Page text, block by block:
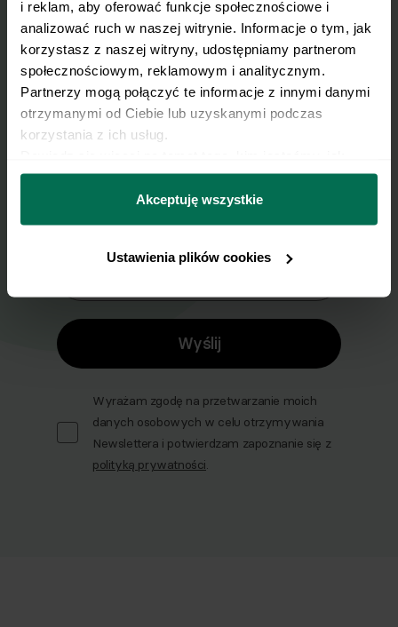
i reklam, aby oferować funkcje społecznościowe i
analizować ruch w naszej witrynie. Informacje o tym, jak
korzystasz z naszej witryny, udostępniamy partnerom
społecznościowym, reklamowym i analitycznym.
Partnerzy mogą połączyć te informacje z innymi danymi
otrzymanymi od Ciebie lub uzyskanymi podczas
korzystania z ich usług.
można się z nami skontaktować i w jaki sposób
przetwarzamy dane osobowe w ramach
prywatności.
Akceptuję wszystkie
Ustawienia plików cookies
Wyślij przepis na e-mail
Nasze najlepsze przepisy, prosto na Twoja
skrzynkę e-mail.
Zapisz się do naszego Newslettera
Wyślij
Wyrażam zgodę na przetwarzanie moich
danych osobowych w celu otrzymywania
Newslettera i potwierdzam zapoznanie się z
polityką prywatności.